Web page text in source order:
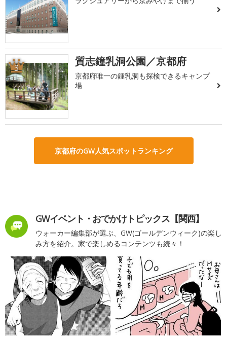
3 質志鐘乳洞公園／京都府
京都府唯一の鍾乳洞も探検できるキャンプ
場
京都府のGW人気スポットランキング
GWイベント・おでかけトピックス【関西】
ウォーカー編集部が選ぶ、GW(ゴールデンウィーク)の楽し
み方を紹介。家で楽しめるコンテンツも続々！